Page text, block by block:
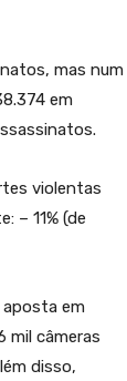
mas num
em
violentas
– 11% (de
aposta em
mil câmeras
disso,